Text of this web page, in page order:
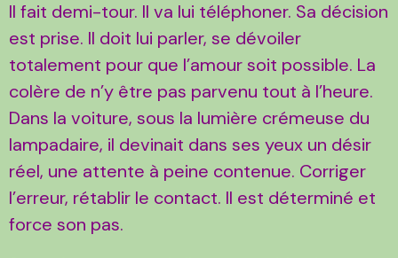
Il fait demi-tour. Il va lui téléphoner. Sa décision
est prise. Il doit lui parler, se dévoiler
totalement pour que l’amour soit possible. La
colère de n’y être pas parvenu tout à l’heure.
Dans la voiture, sous la lumière crémeuse du
lampadaire, il devinait dans ses yeux un désir
réel, une attente à peine contenue. Corriger
l’erreur, rétablir le contact. Il est déterminé et
force son pas.